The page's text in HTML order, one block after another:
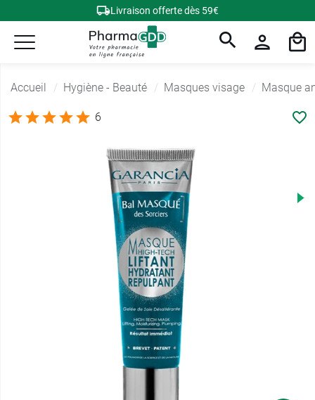
Livraison offerte dès 59€
Accueil Hygiène - Beauté Masques visage Masque
6